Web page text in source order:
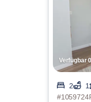
Verfügbar
2 1